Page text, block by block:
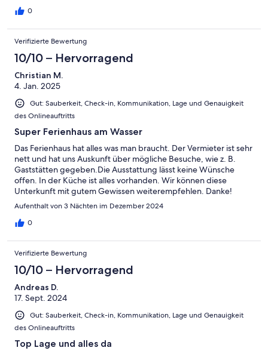
würden.Unser Hund har sich auch sehr wohl gefühlt.
0
Verifizierte Bewertung
10/10 – Hervorragend
Christian M.
4. Jan. 2025
Gut: Sauberkeit, Check-in, Kommunikation, Lage und Genauigkeit
des Onlineauftritts
Super Ferienhaus am Wasser
Das Ferienhaus hat alles was man braucht. Der Vermieter ist sehr
nett und hat uns Auskunft über mögliche Besuche, wie z. B.
Gaststätten gegeben.Die Ausstattung lässt keine Wünsche
offen. In der Küche ist alles vorhanden. Wir können diese
Unterkunft mit gutem Gewissen weiterempfehlen. Danke!
Aufenthalt von 3 Nächten im Dezember 2024
0
Verifizierte Bewertung
10/10 – Hervorragend
Andreas D.
17. Sept. 2024
Gut: Sauberkeit, Check-in, Kommunikation, Lage und Genauigkeit
des Onlineauftritts
Top Lage und alles da